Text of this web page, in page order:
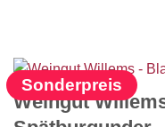
Sonderpreis
Weingut